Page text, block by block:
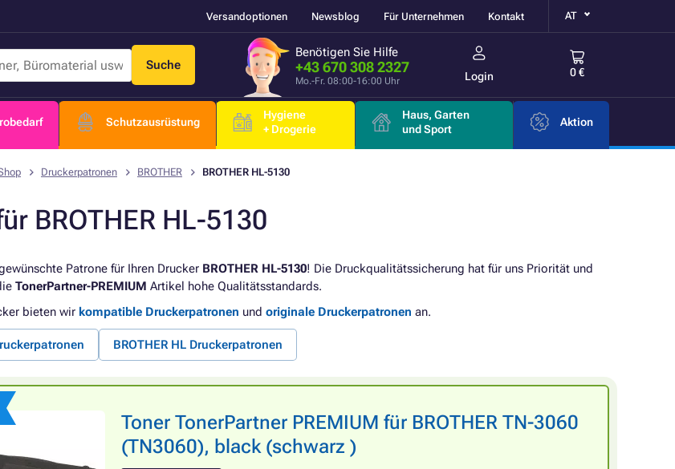
Versandoptionen Newsblog Für Unternehmen Kontakt AT
Suche
Benötigen Sie Hilfe
+43 670 308 2327
Mo.-Fr. 08:00-16:00 Uhr Login 0 €
Schutzausrüstung
Hygiene
+ Drogerie
Haus, Garten
und Sport
Aktion
Druckerpatronen BROTHER BROTHER HL-5130
BROTHER HL-5130
Patrone für Ihren Drucker BROTHER HL-5130! Die Druckqualitätssicherung hat für uns Priorität und
TonerPartner-PREMIUM Artikel hohe Qualitätsstandards.
bieten wir kompatible Druckerpatronen und originale Druckerpatronen an.
BROTHER HL Druckerpatronen
Toner TonerPartner PREMIUM für BROTHER TN-3060
(TN3060), black (schwarz )